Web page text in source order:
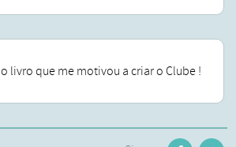
o livro que me motivou a criar o Clube !